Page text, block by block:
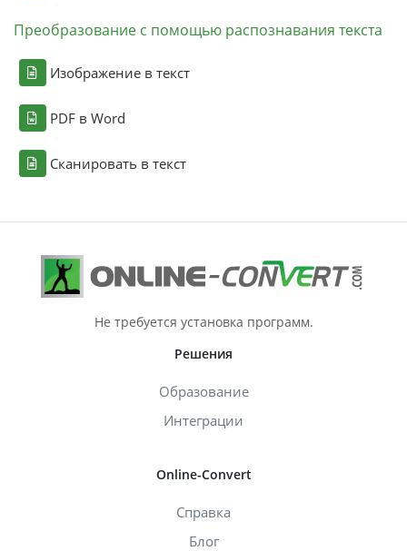
Преобразование с помощью распознавания текста
Изображение в текст
PDF в Word
Сканировать в текст
Не требуется установка программ.
Решения
Образование
Интеграции
Online-Convert
Справка
Блог